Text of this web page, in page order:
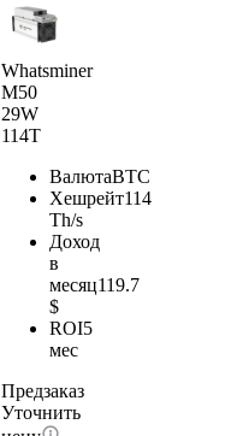
Whatsminer
M50
29W
114T
ВалютаBTC
Хешрейт114
Th/s
Доход
в
месяц119.7
$
ROI5
мес
Предзаказ
Уточнить